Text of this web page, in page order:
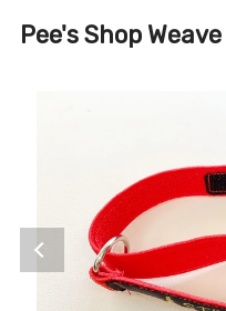
Pee's Shop Weave